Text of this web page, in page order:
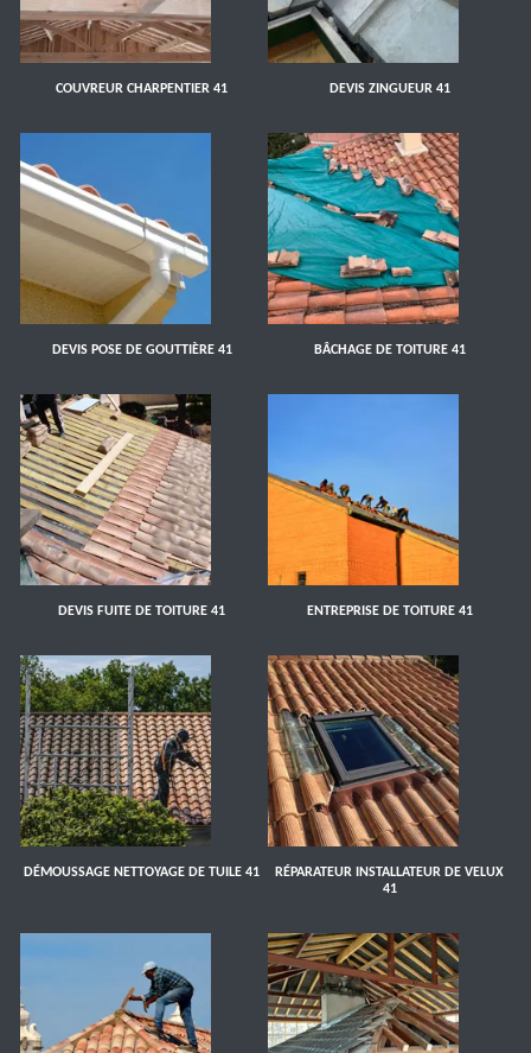
COUVREUR CHARPENTIER 41 DEVIS ZINGUEUR 41
DEVIS POSE DE GOUTTIÈRE 41 BÂCHAGE DE TOITURE 41
DEVIS FUITE DE TOITURE 41 ENTREPRISE DE TOITURE 41
DÉMOUSSAGE NETTOYAGE DE TUILE 41
RÉPARATEUR INSTALLATEUR DE VELUX
41